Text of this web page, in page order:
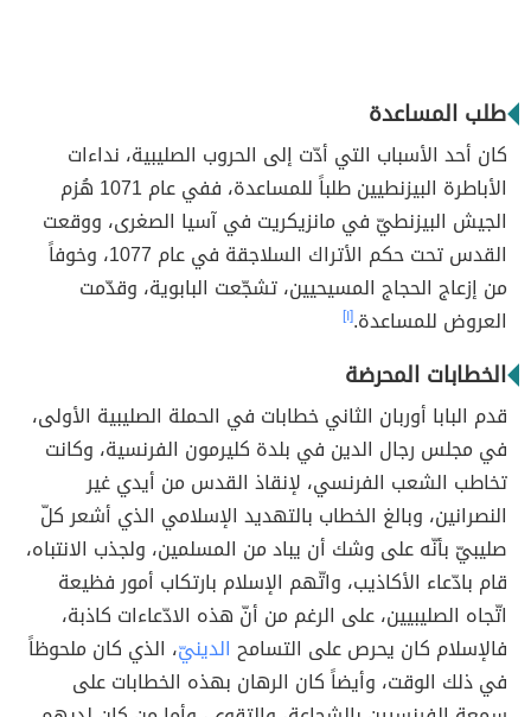
طلب المساعدة
كان أحد الأسباب التي أدّت إلى الحروب الصليبية، نداءات
الأباطرة البيزنطيين طلباً للمساعدة، ففي عام 1071 هُزم
الجيش البيزنطيّ في مانزيكريت في آسيا الصغرى، ووقعت
القدس تحت حكم الأتراك السلاجقة في عام 1077، وخوفاً
من إزعاج الحجاج المسيحيين، تشجّعت البابوية، وقدّمت
العروض للمساعدة.[١]
الخطابات المحرضة
قدم البابا أوربان الثاني خطابات في الحملة الصليبية الأولى،
في مجلس رجال الدين في بلدة كليرمون الفرنسية، وكانت
تخاطب الشعب الفرنسي، لإنقاذ القدس من أيدي غير
النصرانين، وبالغ الخطاب بالتهديد الإسلامي الذي أشعر كلّ
صليبيّ بأنّه على وشك أن يباد من المسلمين، ولجذب الانتباه،
قام بادّعاء الأكاذيب، واتّهم الإسلام بارتكاب أمور فظيعة
اتّجاه الصليبيين، على الرغم من أنّ هذه الادّعاءات كاذبة،
فالإسلام كان يحرص على التسامح الدينيّ، الذي كان ملحوظاً
في ذلك الوقت، وأيضاً كان الرهان بهذه الخطابات على